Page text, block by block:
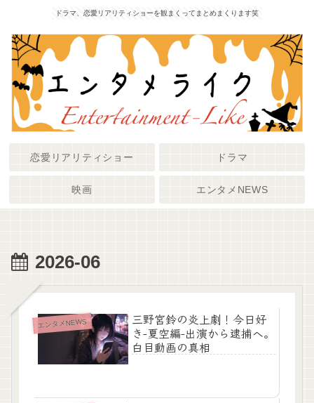
ドラマ、恋愛リアリティショーを観まくってまとめまくります笑
恋愛リアリティショー ドラマ
映画 エンタメNEWS
2026-06
エンタメNEWS
三野宮鈴の炎上劇！今日好
き-夏空編-出演から逮捕へ。
白目動画の真相